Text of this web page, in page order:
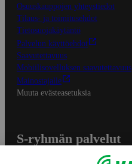
Osuuskauppojen yhteystiedot
Tilaus- ja toimitusehdot
Tietosuojakäytäntö
Palvelun käyttöehdot
Saavutettavuus
Mobiilisovelluksen saavutettavuus
Mainostajalle
Muuta evästeasetuksia
S-ryhmän palvelut